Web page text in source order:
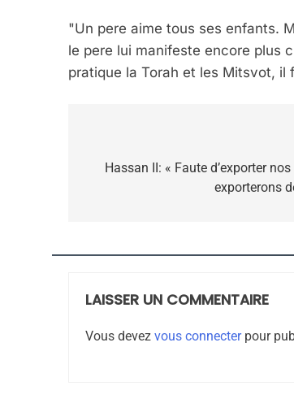
"Un pere aime tous ses enfants.
le pere lui manifeste encore plus
pratique la Torah et les Mitsvot,
Hassan II: « Faute d’exporter
exporterons
LAISSER UN COMMENTAIRE
Vous devez vous connecterpour
CE QUI